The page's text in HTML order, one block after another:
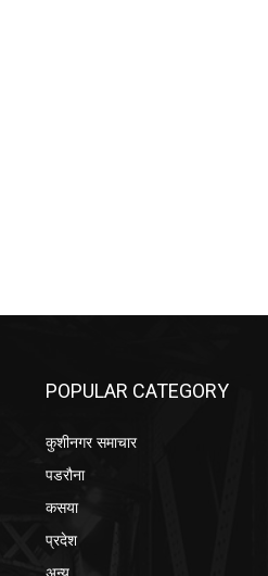
POPULAR CATEGORY
कुशीनगर समाचार
पडरौना
कसया
प्रदेश